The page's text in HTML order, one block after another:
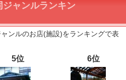
ャンルランキン
ンルのお店(施設)をランキングで表
5位 6位